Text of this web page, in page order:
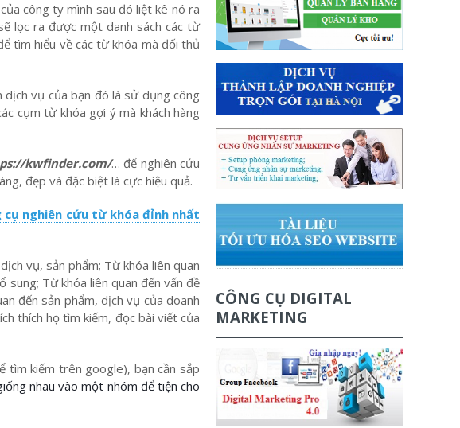
công ty mình sau đó liệt kê nó ra
lọc ra được một danh sách các từ
tìm hiểu về các từ khóa mà đối thủ
vụ của bạn đó là sử dụng công
cụm từ khóa gợi ý mà khách hàng
kwfinder.com/… để nghiên cứu
đẹp và đặc biệt là cực hiệu quả.
cụ nghiên cứu từ khóa đỉnh nhất
vụ, sản phẩm; Từ khóa liên quan
sung; Từ khóa liên quan đến vấn đề
đến sản phẩm, dịch vụ của doanh
thích họ tìm kiếm, đọc bài viết của
tìm kiếm trên google), bạn cần sắp
nhau vào một nhóm để tiện cho
CÔNG CỤ DIGITAL
MARKETING